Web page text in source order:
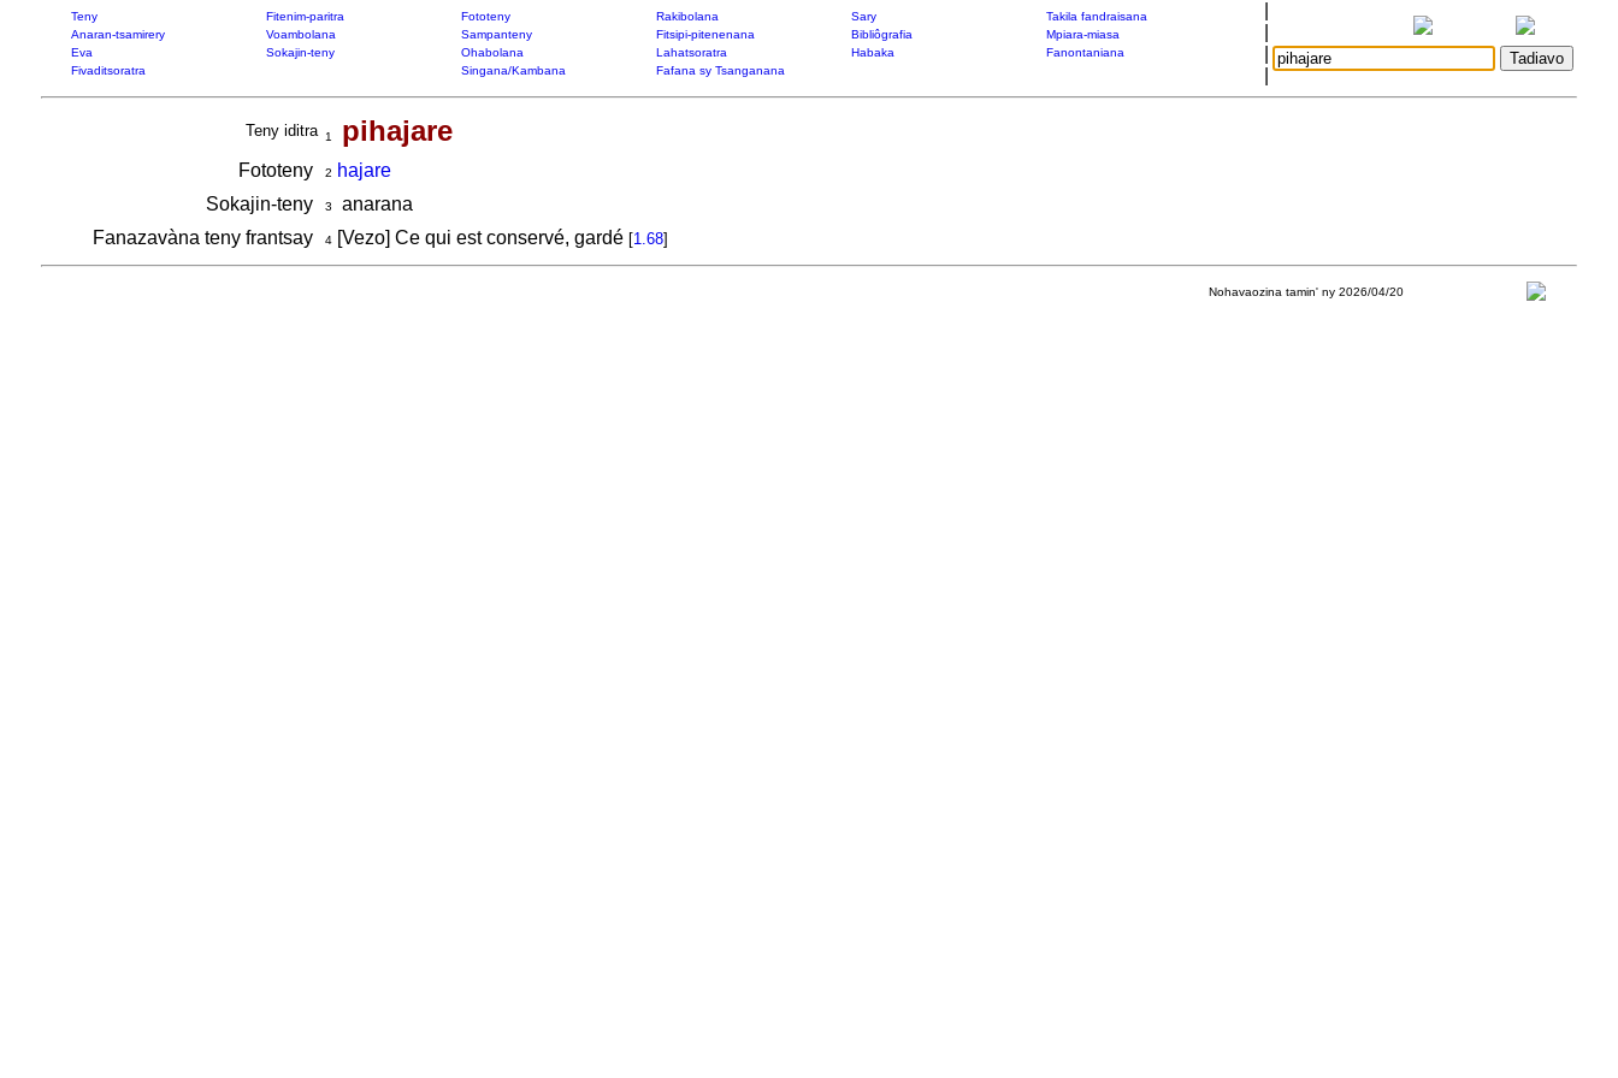
Teny Fitenim-paritra Fototeny Rakibolana Sary
Takila fandraisana
Anaran-tsamirery
Voambolana Sampanteny Fitsipi-pitenenana Bibliôgrafia
Mpiara-miasa
Eva
Sokajin-teny Ohabolana Lahatsoratra Habaka
Fanontaniana
Fivaditsoratra
Singana/Kambana Fafana sy Tsanganana
Teny iditra 1 pihajare
Fototeny 2
hajare
Sokajin-teny
3
anarana
Fanazavàna teny frantsay
4[Vezo] Ce qui est conservé, gardé [1.68]
Nohavaozina tamin' ny 2026/04/20